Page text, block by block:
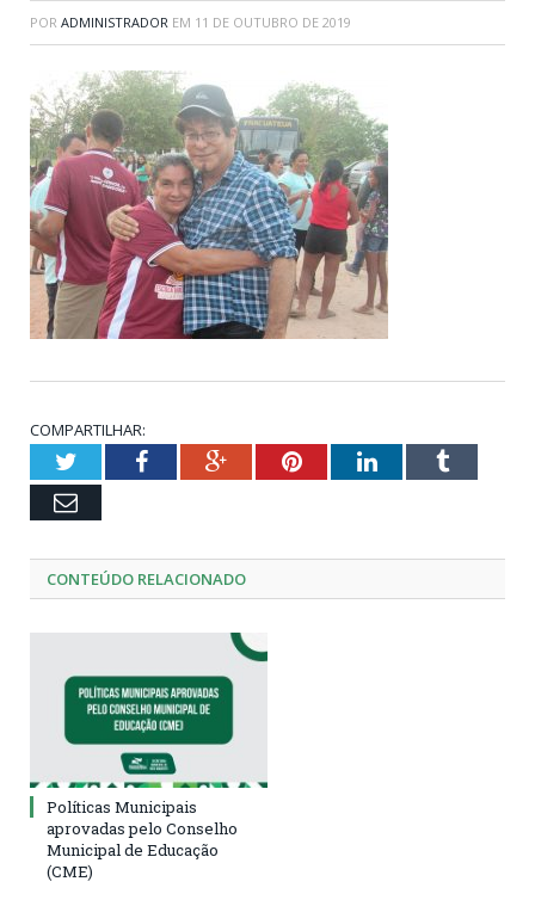
POR ADMINISTRADOR EM 11 DE OUTUBRO DE 2019
COMPARTILHAR:
TwitterFacebookGoogle+PinterestLinkedInTumblr
Email
CONTEÚDO RELACIONADO
Políticas Municipais
aprovadas pelo Conselho
Municipal de Educação
(CME)